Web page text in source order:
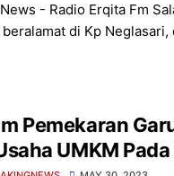
- Radio Erqita Fm
di Kp Neglasari,
Pemekaran
UMKM